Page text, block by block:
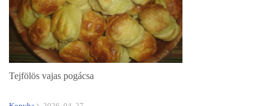
Tejfölös vajas pogácsa